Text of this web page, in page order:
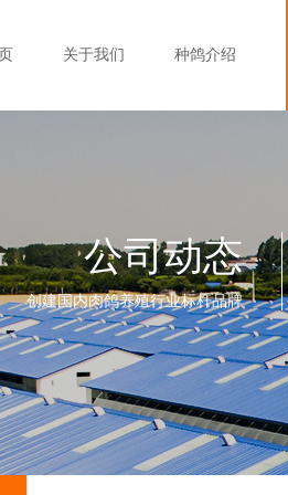
关于我们 种鸽介绍
公司动态
创建国内肉鸽养殖行业标杆品牌